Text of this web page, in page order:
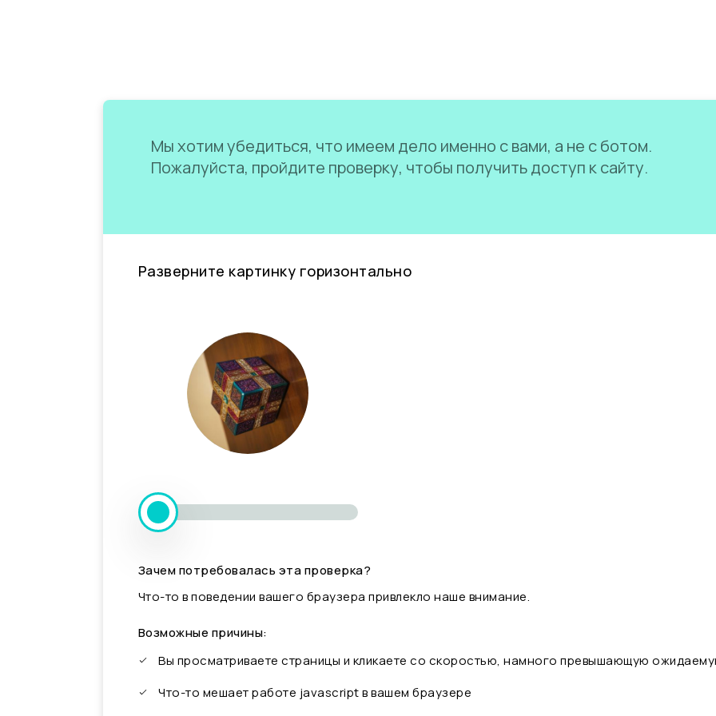
Мы хотим убедиться, что имеем дело именно с вами, а не с ботом.
Пожалуйста, пройдите проверку, чтобы получить доступ к сайту.
Разверните картинку горизонтально
Зачем потребовалась эта проверка?
Что-то в поведении вашего браузера привлекло наше внимание.
Возможные причины:
Вы просматриваете страницы и кликаете со скоростью, намного превышающую
Что-то мешает работе javascript в вашем браузере